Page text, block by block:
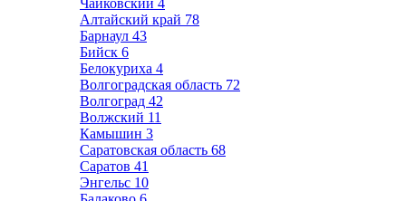
Чайковский 4
Алтайский край 78
Барнаул 43
Бийск 6
Белокуриха 4
Волгоградская область 72
Волгоград 42
Волжский 11
Камышин 3
Саратовская область 68
Саратов 41
Энгельс 10